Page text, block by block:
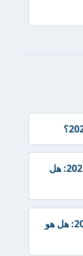
مراجعة وسيط الفوركس CMB لعام 2025: هل
مراجعة وسيط KVB Global لعام 2025: هل هو